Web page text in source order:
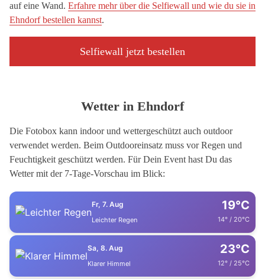
auf eine Wand. Erfahre mehr über die Selfiewall und wie du sie in
Ehndorf bestellen kannst.
Selfiewall jetzt bestellen
Wetter in Ehndorf
Die Fotobox kann indoor und wettergeschützt auch outdoor
verwendet werden. Beim Outdooreinsatz muss vor Regen und
Feuchtigkeit geschützt werden. Für Dein Event hast Du das
Wetter mit der 7-Tage-Vorschau im Blick:
Fr, 7. Aug
Leichter Regen
19°C
14° / 20°C
Sa, 8. Aug
Klarer Himmel
23°C
12° / 25°C